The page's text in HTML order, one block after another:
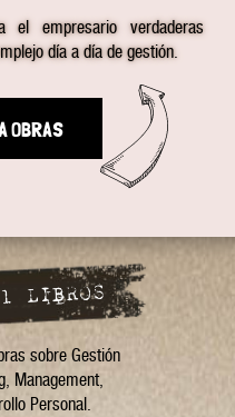
el empresario verdaderas
día a día de gestión.
OBRAS
LIBROS
sobre Gestión
Management,
Personal.